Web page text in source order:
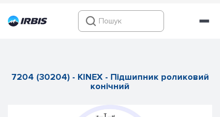
7204 (30204) - KINEX - Підшипник роликовий
конічний